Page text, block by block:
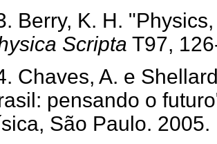
Berry, K. H.
Scripta T97,
Chaves, A. e
pensando o
São Paulo. 2005.